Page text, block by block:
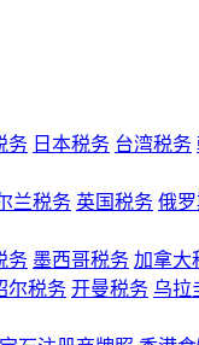
务 日本税务 台湾税务
兰税务 英国税务 俄
务 墨西哥税务 加拿大
尔税务 开曼税务 乌拉